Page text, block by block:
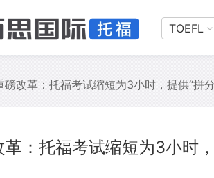
TOEFL
磅改革：托福考试缩短为3小时，提供“拼
革：托福考试缩短为3小时